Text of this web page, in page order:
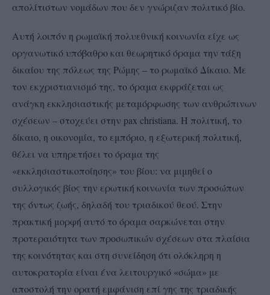
απολίτιστων νομάδων που δεν γνώριζαν πολιτικό βίο.
Αυτή λοιπόν η ρωμαϊκή πολυεθνική κοινωνία είχε ως
οργανωτικό υπόβαθρο και θεωρητικό όραμα την τάξη
δικαίου της πόλεως της Ρώμης – το ρωμαϊκό Δίκαιο. Με
τον εκχριστιανισμό της, το όραμα εκφράζεται ως
ανάγκη εκκλησιαστικής μεταμόρφωσης των ανθρώπινων
σχέσεων – στοχεύει στην pax christiana. Η πολιτική, το
δίκαιο, η οικονομία, το εμπόριο, η εξωτερική πολιτική,
θέλει να υπηρετήσει το όραμα της
«εκκλησιαστικοποίησης» του βίου: να μιμηθεί ο
συλλογικός βίος την ερωτική κοινωνία των προσώπων
της όντως ζωής, δηλαδή του τριαδικού θεού. Στην
πρακτική μορφή αυτό το όραμα σαρκώνεται στην
προτεραιότητα των προσωπικών σχέσεων στα πλαίσια
της κοινότητας και στη συνείδηση ότι ολόκληρη η
αυτοκρατορία είναι ένα λειτουργικό «σώμα» με
αποστολή την ορατή εμφάνιση επί γης της τριαδικής